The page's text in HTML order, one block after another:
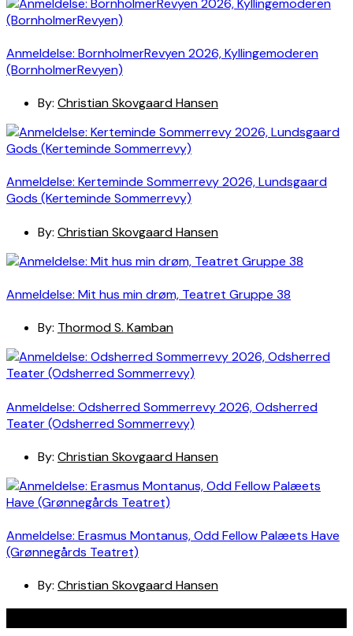
Anmeldelse: BornholmerRevyen 2026, Kyllingemoderen
(BornholmerRevyen)
By: Christian Skovgaard Hansen
Anmeldelse: Kerteminde Sommerrevy 2026, Lundsgaard
Gods (Kerteminde Sommerrevy)
By: Christian Skovgaard Hansen
Anmeldelse: Mit hus min drøm, Teatret Gruppe 38
By: Thormod S. Kamban
Anmeldelse: Odsherred Sommerrevy 2026, Odsherred
Teater (Odsherred Sommerrevy)
By: Christian Skovgaard Hansen
Anmeldelse: Erasmus Montanus, Odd Fellow Palæets Have
(Grønnegårds Teatret)
By: Christian Skovgaard Hansen